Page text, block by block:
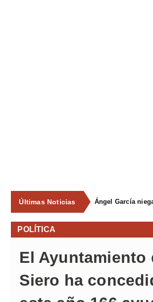
Últimas Noticias
POLÍTICA
El Ayuntamiento
Siero ha